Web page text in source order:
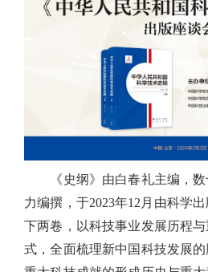
《史纲》由白春礼主编，
力编撰，于2023年12 月由科学
下两卷，以科技事业发展历程
式，全面梳理新中国科技发展